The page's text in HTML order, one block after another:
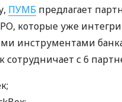
ПУМБ предлагает
которые уже
инструментами
сотрудничает с 6